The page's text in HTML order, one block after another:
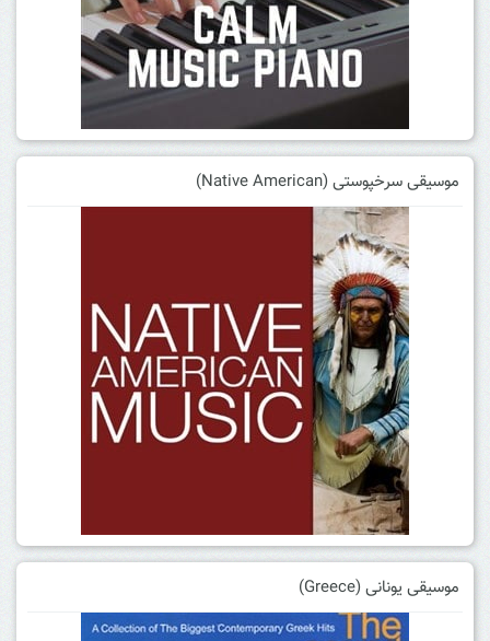
موسیقی سرخپوستی (Native American)
موسیقی یونانی (Greece)